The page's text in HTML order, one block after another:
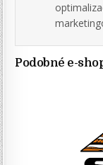
Podobné e-